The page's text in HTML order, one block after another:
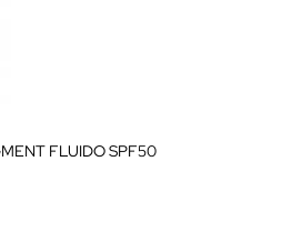
FLUIDO SPF50